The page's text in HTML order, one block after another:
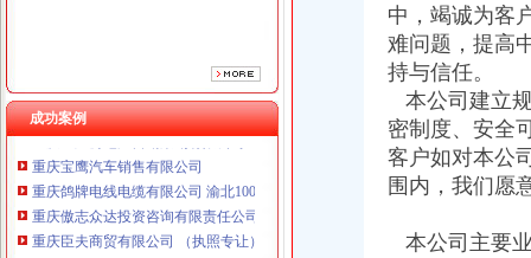
成功案例
重庆奕欣锦诚商贸有限公司 渝九50万 （工商注册）
重庆信同广告有限公司 渝沙50万 （工商注册）
重庆三虹房地产营销策划有限公司
重庆宝鹰汽车销售有限公司
重庆鸽牌电线电缆有限公司 渝北10010万 (进出口权)
重庆傲志众达投资咨询有限责任公司 渝九1000万 （增资）
重庆臣夫商贸有限公司 （执照专让）
重庆卿倾商贸有限责任公司 渝江100万 （工商注册）
中，竭诚为客
难问题，提高
持与信任。
本公司建立
密制度、安全
客户如对本公
围内，我们愿
本公司主要